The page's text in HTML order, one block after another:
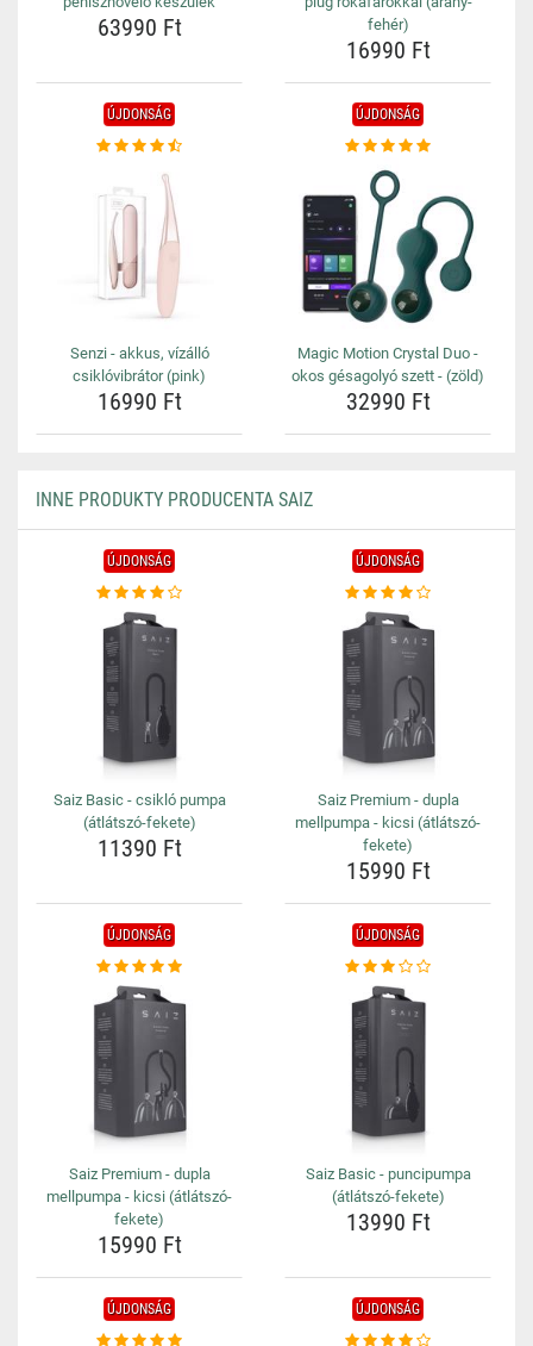
63990 Ft
fehér)
16990 Ft
ÚJDONSÁG
Senzi - akkus, vízálló
csiklóvibrátor (pink)
16990 Ft
ÚJDONSÁG
Magic Motion Crystal Duo -
okos gésagolyó szett - (zöld)
32990 Ft
INNE PRODUKTY PRODUCENTA SAIZ
ÚJDONSÁG
Saiz Basic - csikló pumpa
(átlátszó-fekete)
11390 Ft
ÚJDONSÁG
Saiz Premium - dupla
mellpumpa - kicsi (átlátszó-
fekete)
15990 Ft
ÚJDONSÁG
Saiz Premium - dupla
mellpumpa - kicsi (átlátszó-
fekete)
15990 Ft
ÚJDONSÁG
Saiz Basic - puncipumpa
(átlátszó-fekete)
13990 Ft
ÚJDONSÁG ÚJDONSÁG